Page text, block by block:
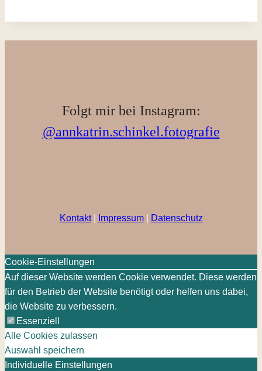
Folgt mir bei Instagram:
@annkatrin.schinkel.fotografie
Kontakt| Impressum| Datenschutz
Cookie-Einstellungen
Auf dieser Website werden Cookie verwendet. Diese werden
für den Betrieb der Website benötigt oder helfen uns dabei,
die Website zu verbessern.
Essenziell
Alle Cookies zulassen
Auswahl speichern
Individuelle Einstellungen